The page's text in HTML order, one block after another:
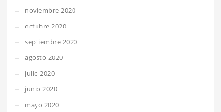
noviembre 2020
octubre 2020
septiembre 2020
agosto 2020
julio 2020
junio 2020
mayo 2020